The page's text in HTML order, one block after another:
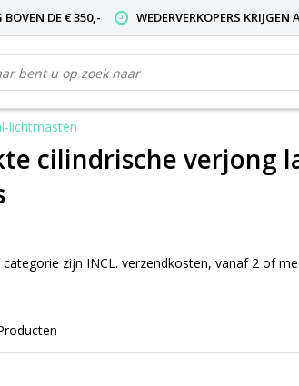
DE € 350,- WEDERVERKOPERS
lichtmasten
cilindrische verjong
categorie zijn INCL. verzendkosten, vanaf 2 of